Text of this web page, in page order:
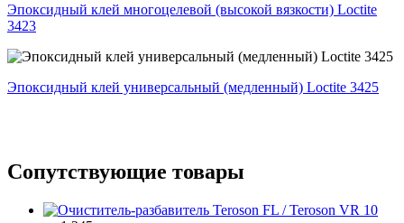
Эпоксидный клей многоцелевой (высокой вязкости) Loctite
3423
Эпоксидный клей универсальный (медленный) Loctite 3425
Сопутствующие товары